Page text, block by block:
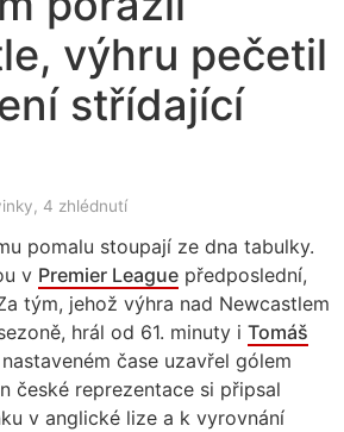
výhru pečetil
střídající
4 zhlédnutí
pomalu stoupají ze dna tabulky.
v Premier League předposlední,
tým, jehož výhra nad Newcastlem
hrál od 61. minuty i Tomáš
čase uzavřel gólem
české reprezentace si připsal
v anglické lize a k vyrovnání